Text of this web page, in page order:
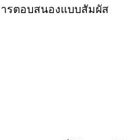
รตอบสนองแบบสัมผัส